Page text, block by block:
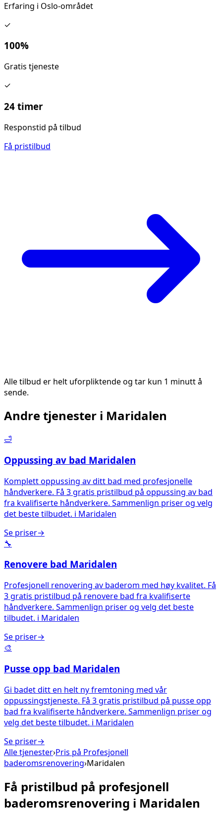
Erfaring i Oslo-området
✓
100%
Gratis tjeneste
✓
24 timer
Responstid på tilbud
Få pristilbud
Alle tilbud er helt uforpliktende og tar kun 1 minutt å
sende.
Andre tjenester i Maridalen
🛁
Oppussing av bad Maridalen
Komplett oppussing av ditt bad med profesjonelle
håndverkere. Få 3 gratis pristilbud på oppussing av bad
fra kvalifiserte håndverkere. Sammenlign priser og velg
det beste tilbudet. i Maridalen
Se priser→
🔧
Renovere bad Maridalen
Profesjonell renovering av baderom med høy kvalitet. Få
3 gratis pristilbud på renovere bad fra kvalifiserte
håndverkere. Sammenlign priser og velg det beste
tilbudet. i Maridalen
Se priser→
🎨
Pusse opp bad Maridalen
Gi badet ditt en helt ny fremtoning med vår
oppussingstjeneste. Få 3 gratis pristilbud på pusse opp
bad fra kvalifiserte håndverkere. Sammenlign priser og
velg det beste tilbudet. i Maridalen
Se priser→
Alle tjenester›Pris på Profesjonell
baderomsrenovering›Maridalen
Få pristilbud på profesjonell
baderomsrenovering i Maridalen